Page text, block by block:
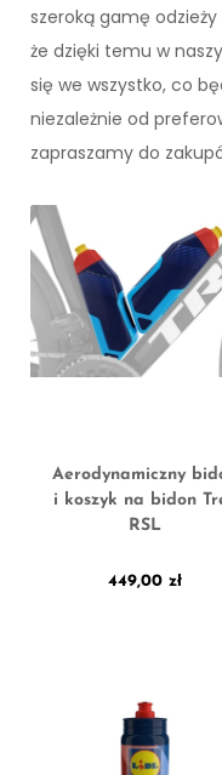
szeroką gamę
że dzięki temu w
się we wszystko, co
niezależnie od
zapraszamy do
Aerodynamiczny
i koszyk na bidon
RSL
449,00 zł